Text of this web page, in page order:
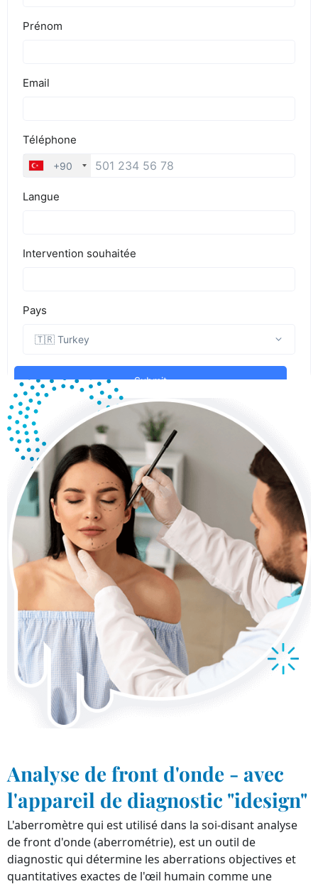
Analyse de front d'onde - avec
l'appareil de diagnostic "idesign"
L'aberromètre qui est utilisé dans la soi-disant analyse
de front d'onde (aberrométrie), est un outil de
diagnostic qui détermine les aberrations objectives et
quantitatives exactes de l'œil humain comme une